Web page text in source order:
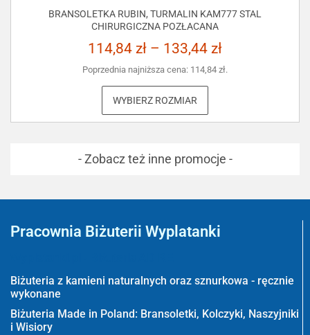
BRANSOLETKA RUBIN, TURMALIN KAM777 STAL
CHIRURGICZNA POZŁACANA
114,84 zł – 133,44 zł
Poprzednia najniższa cena: 114,84 zł.
WYBIERZ ROZMIAR
- Zobacz też inne promocje -
Pracownia Biżuterii Wyplatanki
Biżuteria z kamieni naturalnych oraz sznurkowa - ręcznie
wykonane
Biżuteria Made in Poland: Bransoletki, Kolczyki, Naszyjniki
i Wisiory